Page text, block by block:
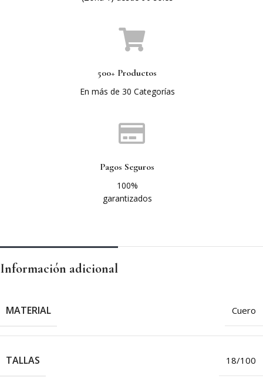
500+ Productos
En más de 30 Categorías
Pagos Seguros
100%
garantizados
Información adicional
MATERIAL Cuero
TALLAS 18/100